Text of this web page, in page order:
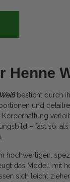
Henne
besticht durch
und
– fast so,
hochwertigen,
das Modell mit
sich leicht